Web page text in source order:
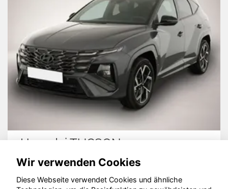
Hyundai TUCSON
Wir verwenden Cookies
Diese Webseite verwendet Cookies und ähnliche